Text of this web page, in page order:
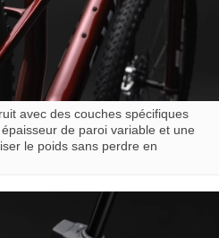
avec des couches spécifiques
de paroi variable et une
le poids sans perdre en